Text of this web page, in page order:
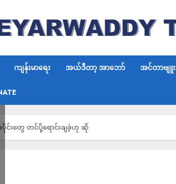
ကျန်းမာရေး အယ်ဒီတာ့ အာဘော် အင်တာဗျူး
းတွေ တင်ပို့ရောင်းချခဲ့ဟု ဆို